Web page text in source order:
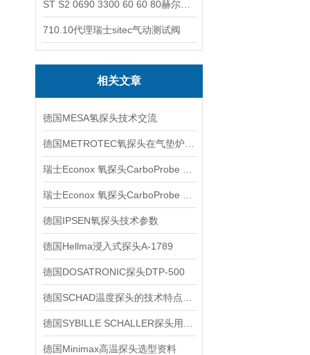
710.10代理瑞士sitec气动测试阀
相关文章
德国MESA氢探头技术交流
德国IPSEN氧探头技术参数
德国Hellma浸入式探头A-1789
德国DOSATRONIC探头DTP-500
德国Minimax高温探头选型资料